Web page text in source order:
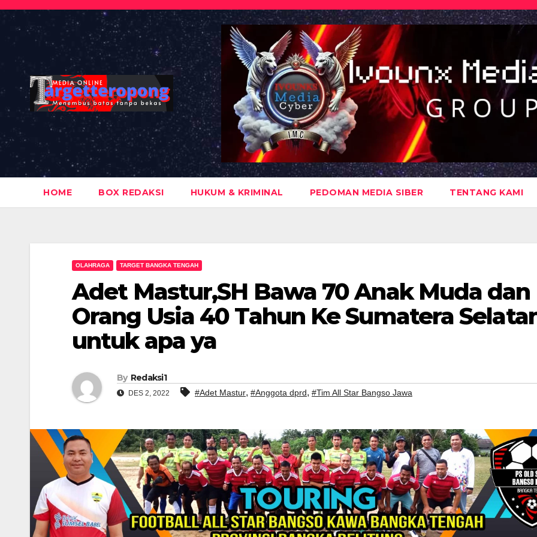
Skip
content
HOME BOX REDAKSI HUKUM & KRIMINAL PEDOMAN MEDIA SIBER TENTANG KAMI
OLAHRAGA TARGET BANGKA TENGAH
Adet Mastur,SH Bawa 70 Anak Muda dan
Orang Usia 40 Tahun Ke Sumatera
untuk apa ya
By Redaksi1
DES 2, 2022 #Adet Mastur, #Anggota dprd, #Tim All Star Bangso Jawa